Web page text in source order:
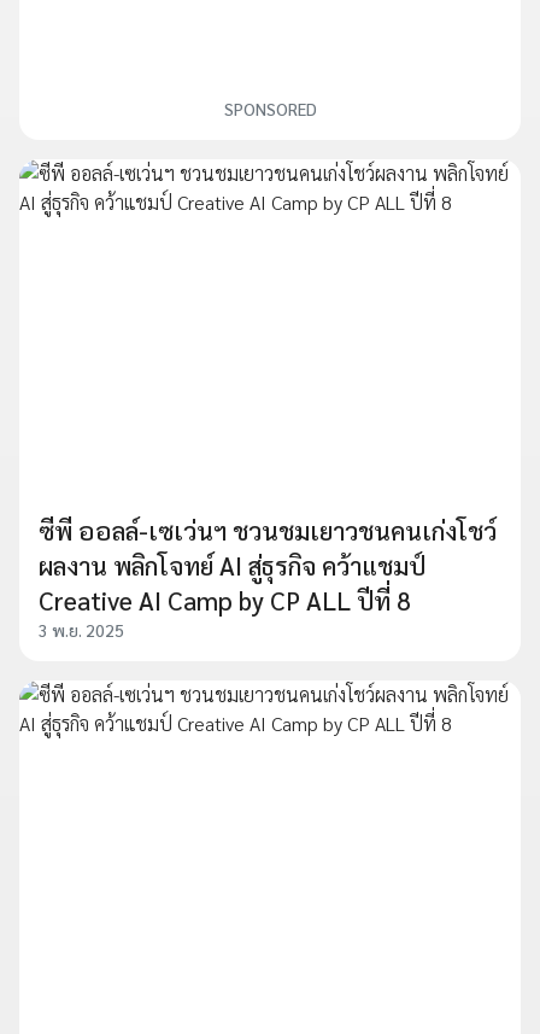
SPONSORED
ซีพี ออลล์-เซเว่นฯ ชวนชมเยาวชนคนเก่งโชว์
ผลงาน พลิกโจทย์ AI สู่ธุรกิจ คว้าแชมป์
Creative AI Camp by CP ALL ปีที่ 8
3 พ.ย. 2025